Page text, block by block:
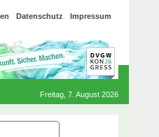
Datenschutz Impressum
Freitag, 7. August 2026